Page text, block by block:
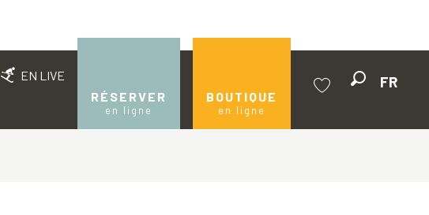
EN LIVE
RÉSERVER
en ligne
BOUTIQUE
en ligne
FR